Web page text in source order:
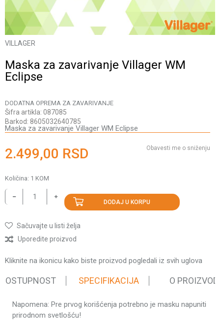
VILLAGER
Maska za zavarivanje Villager WM
Eclipse
DODATNA OPREMA ZA ZAVARIVANJE
Šifra artikla: 087085
Barkod: 8605032640785
Maska za zavarivanje Villager WM Eclipse
2.499,00 RSD Obavesti me o sniženju
Količina: 1 KOM
DODAJ U KORPU
Sačuvajte u listi želja
Uporedite proizvod
Kliknite na ikonicu kako biste proizvod pogledali iz svih uglova
SPECIFIKACIJA O
Karakteristika Vrednost
Napomena: Pre prvog korišćenja potrebno je masku napuniti
prirodnom svetlošću!